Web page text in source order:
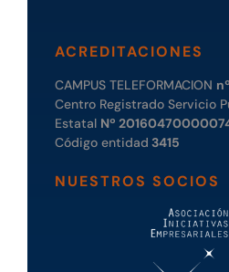
ACREDITACIONES
CAMPUS TELEFORMACION
Centro Registrado Servicio
Estatal Nº
Código entidad 3415
NUESTROS SOCIOS